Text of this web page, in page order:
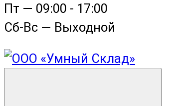
Пт — 09:00 - 17:00
Сб-Вс — Выходной